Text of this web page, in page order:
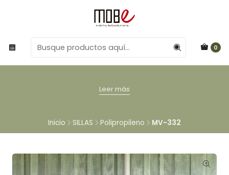
0
Leer más
Inicio SILLAS Polipropileno MV-332